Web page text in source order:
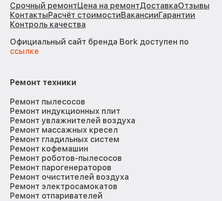
Срочный ремонтЦена на ремонтДоставкаОтзывы
КонтактыРасчёт стоимостиВакансииГарантии
Контроль качества
Официальный сайт бренда Bork доступен по
ссылке
Ремонт техники
Ремонт пылесосов
Ремонт индукционных плит
Ремонт увлажнителей воздуха
Ремонт массажных кресел
Ремонт гладильных систем
Ремонт кофемашин
Ремонт роботов-пылесосов
Ремонт парогенераторов
Ремонт очистителей воздуха
Ремонт электросамокатов
Ремонт отпаривателей